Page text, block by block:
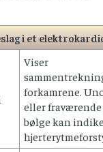
i et
Viser
forkamrene.
eller fraværende
bølge kan